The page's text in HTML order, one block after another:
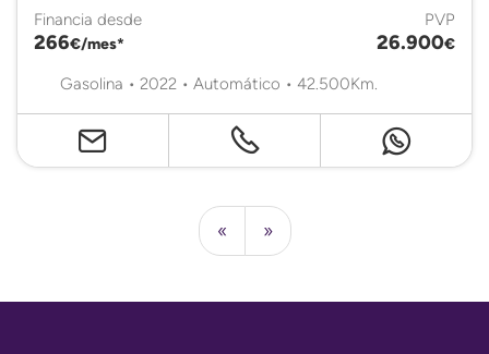
Financia desde
266€/mes*
PVP
26.900€
Gasolina • 2022 • Automático • 42.500Km.
« »